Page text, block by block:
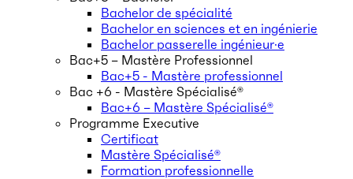
Bachelor de spécialité
Bachelor en sciences et en ingénierie
Bachelor passerelle ingénieur·e
Bac+5 – Mastère Professionnel
Bac+5 - Mastère professionnel
Bac +6 - Mastère Spécialisé®
Bac+6 – Mastère Spécialisé®
Programme Executive
Certificat
Mastère Spécialisé®
Formation professionnelle